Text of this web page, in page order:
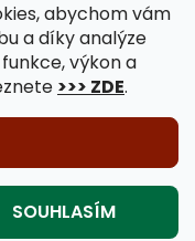
abychom vám
a díky analýze
výkon a
>>> ZDE.
SOUHLASÍM
celého roku!
záhradní
. Všechna práva